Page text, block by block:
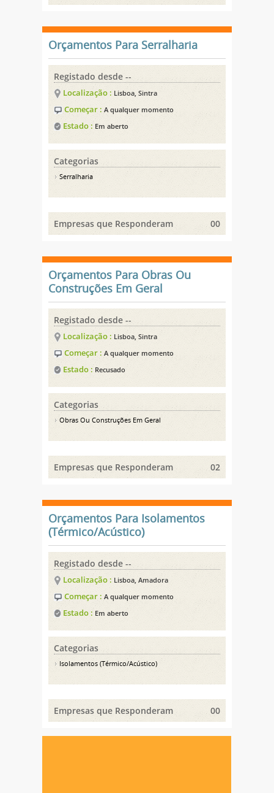
Orçamentos Para Serralharia
Registado desde --
Localização : Lisboa, Sintra
Começar : A qualquer momento
Estado : Em aberto
Categorias
Serralharia
Empresas que Responderam 00
Orçamentos Para Obras Ou
Construções Em Geral
Registado desde --
Localização : Lisboa, Sintra
Começar : A qualquer momento
Estado : Recusado
Categorias
Obras Ou Construções Em Geral
Empresas que Responderam 02
Orçamentos Para Isolamentos
(Térmico/Acústico)
Registado desde --
Localização : Lisboa, Amadora
Começar : A qualquer momento
Estado : Em aberto
Categorias
Isolamentos (Térmico/Acústico)
Empresas que Responderam 00